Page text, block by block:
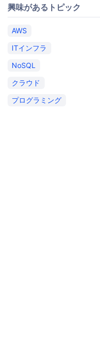
興味があるトピック
AWS
ITインフラ
NoSQL
クラウド
プログラミング